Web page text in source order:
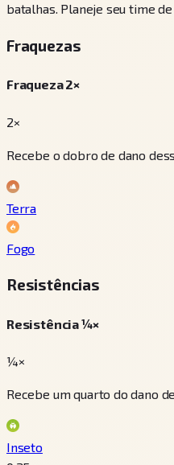
batalhas. Planeje seu time
Fraquezas
Fraqueza 2×
2×
Recebe o dobro de dano
Terra
Fogo
Resistências
Resistência ¼×
¼×
Recebe um quarto do dano
Inseto